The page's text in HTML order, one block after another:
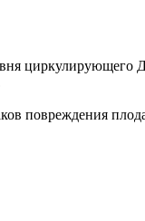
циркулирующего
повреждения